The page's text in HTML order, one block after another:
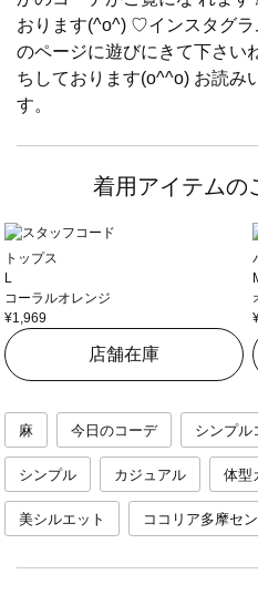
おります(^o^) ♡インスタグ
のページに遊びにきて下さい
ちしております(o^^o) お読み
す。
着用アイテムの
トップス
L
コーラルオレンジ
¥1,969
店舗在庫
麻 今日のコーデ シンプル
シンプル カジュアル 体型
美シルエット ココリア多摩セ